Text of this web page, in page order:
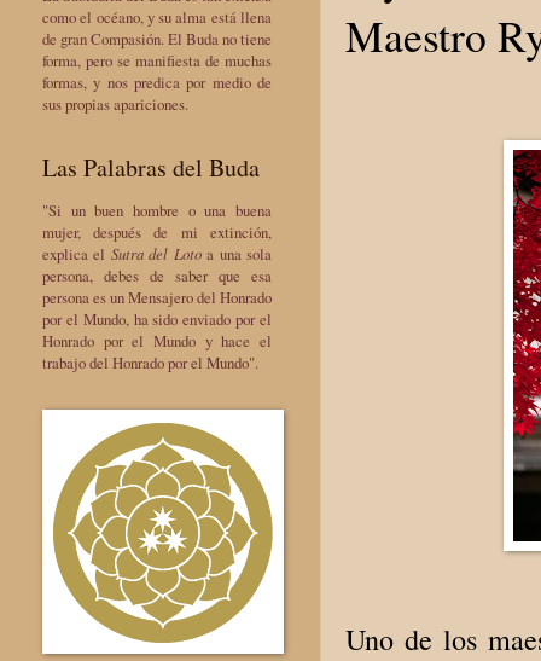
Maestro
Uno de los
como el océano, y su alma está llena
de gran Compasión. El Buda no tiene
forma, pero se manifiesta de muchas
formas, y nos predica por medio de
sus propias apariciones.
Las Palabras del Buda
"Si un buen hombre o una buena
mujer, después de mi extinción,
explica el Sutra del Lotoa una sola
persona, debes de saber que esa
persona es un Mensajero del Honrado
por el Mundo, ha sido enviado por el
Honrado por el Mundo y hace el
trabajo del Honrado por el Mundo".